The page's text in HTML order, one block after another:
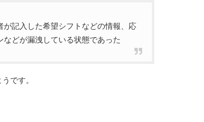
記入した希望シフトなどの情報、応
どが漏洩している状態であった
です。